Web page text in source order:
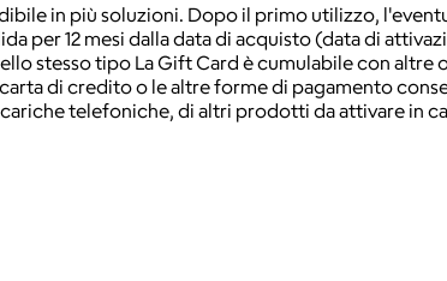
in più soluzioni. Dopo il primo utilizzo,
per 12 mesi dalla data di acquisto (data di
stesso tipo La Gift Card è cumulabile con altre
di credito o le altre forme di pagamento
telefoniche, di altri prodotti da attivare in